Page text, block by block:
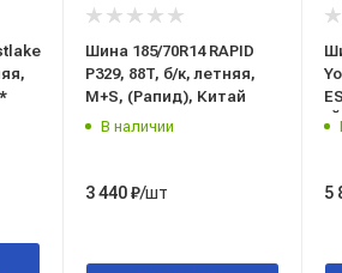
Шина 185/70R14 RAPID
P329, 88T, б/к, летняя,
M+S, (Рапид), Китай
В наличии
3 440₽/шт 5